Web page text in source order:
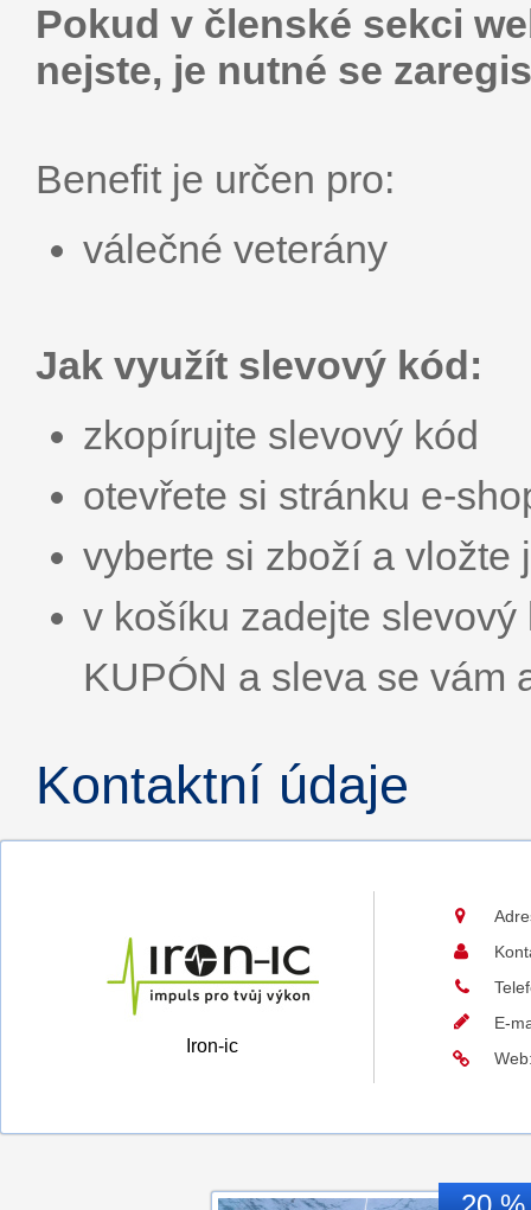
Pokud v členské sekci
nejste, je nutné se
Benefit je určen pro:
válečné veterány
Jak využít slevový kód:
zkopírujte slevový kód
otevřete si stránku e-
vyberte si zboží a vložte
v košíku zadejte
KUPÓN a sleva se vám
Kontaktní údaje
Iron-ic
E-